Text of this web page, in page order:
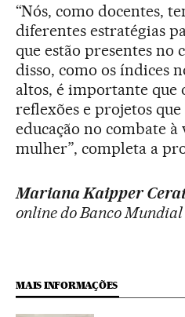
“Nós, como docentes,
diferentes estratégias
que estão presentes no
disso, como os índices
altos, é importante que
reflexões e projetos
educação no combate
mulher”, completa a
Mariana Kaipper
online do Banco
MAIS INFORMAÇÕES